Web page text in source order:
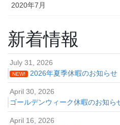
2020年7月
新着情報
July 31, 2026
NEW! 2026年夏季休暇のお知らせ
April 30, 2026
ゴールデンウィーク休暇のお知ら
April 16, 2026